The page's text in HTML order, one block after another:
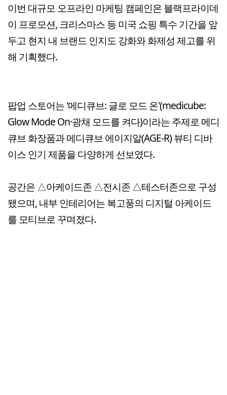
이번 대규모 오프라인 마케팅 캠페인은 블랙프라이데
이 프로모션, 크리스마스 등 미국 쇼핑 특수 기간을 앞
두고 현지 내 브랜드 인지도 강화와 화제성 제고를 위
해 기획했다.
팝업 스토어는 '메디큐브: 글로 모드 온'(medicube:
Glow Mode On·광채 모드를 켜다)이라는 주제로 메디
큐브 화장품과 메디큐브 에이지알(AGE-R) 뷰티 디바
이스 인기 제품을 다양하게 선보였다.
공간은 △아케이드존 △전시존 △테스터존으로 구성
됐으며, 내부 인테리어는 복고풍의 디지털 아케이드
를 모티브로 꾸며졌다.